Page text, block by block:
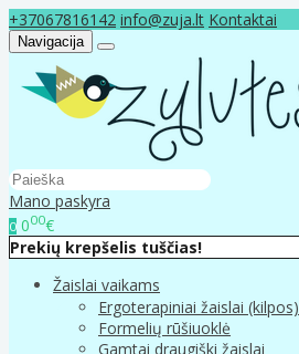
+37067816142 info@zuja.lt Kontaktai
Navigacija
Mano paskyra
0 000€
Prekių krepšelis tuščias!
Žaislai vaikams
Ergoterapiniai žaislai (kilpos)
Formelių rūšiuoklė
Gamtai draugiški žaislai